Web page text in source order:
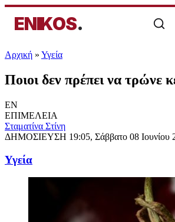
ENIKOS.
Αρχική » Υγεία
Ποιοι δεν πρέπει να τρώνε
EN
ΕΠΙΜΕΛΕΙΑ
Σταματίνα Στίνη
ΔΗΜΟΣΙΕΥΣΗ 19:05, Σάββατο 08 Ιουνίου
Υγεία